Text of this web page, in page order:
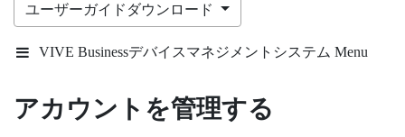
ユーザーガイドダウンロード
VIVE Businessデバイスマネジメントシステム Menu
アカウントを管理する